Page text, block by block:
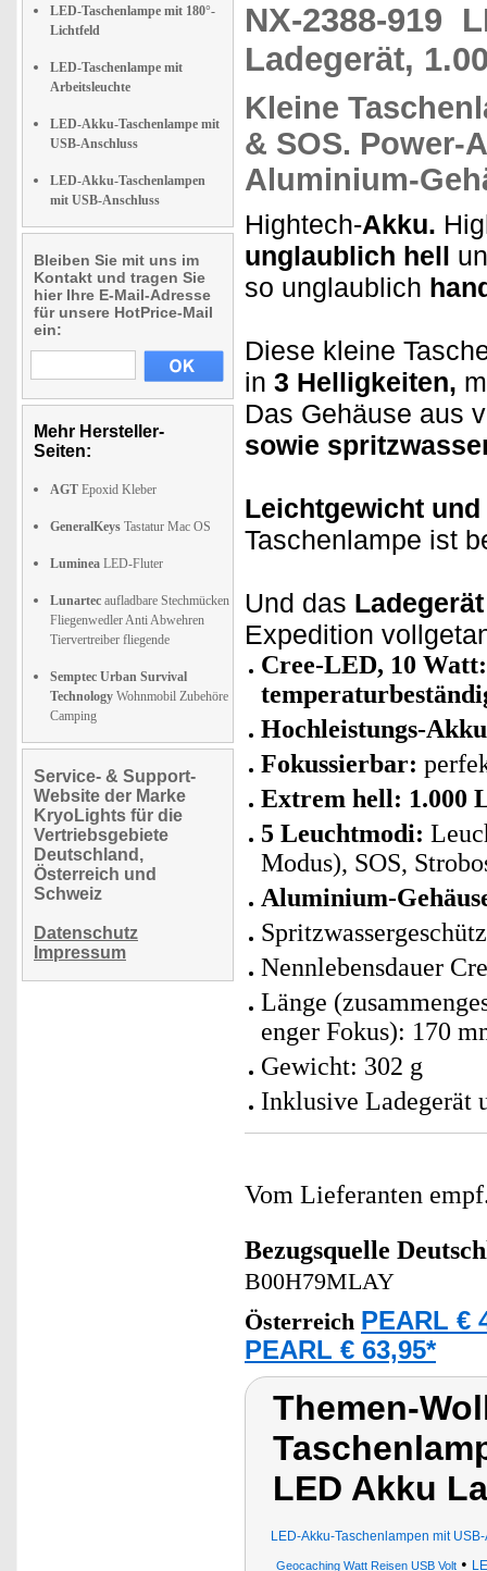
LED-Taschenlampe mit 180°-
Lichtfeld
LED-Taschenlampe mit
Arbeitsleuchte
LED-Akku-Taschenlampe mit
USB-Anschluss
LED-Akku-Taschenlampen
mit USB-Anschluss
Bleiben Sie mit uns im
Kontakt und tragen Sie
hier Ihre E-Mail-Adresse
für unsere HotPrice-Mail
ein:
Mehr Hersteller-
Seiten:
AGT Epoxid Kleber
GeneralKeys Tastatur Mac OS
Luminea LED-Fluter
Lunartec aufladbare Stechmücken
Fliegenwedler Anti Abwehren
Tiervertreiber fliegende
Semptec Urban Survival
Technology Wohnmobil Zubehöre
Camping
Service- & Support-
Website der Marke
KryoLights für die
Vertriebsgebiete
Deutschland,
Österreich und
Schweiz
Datenschutz
Impressum
NX-2388-919
Ladegerät,
Kleine
& SOS. Power-
Aluminium-
Hightech-Akku.
unglaublich hell
so unglaublich
Diese kleine
in 3 Helligkeiten,
Das Gehäuse aus
sowie
Leichtgewicht
Taschenlampe ist
Und das Ladegerät
Expedition
Cree-LED, 10
Hochleistungs-
Fokussierbar:
Extrem hell: 1.000
5 Leuchtmodi:
Modus), SOS,
Aluminium-
Nennlebensdauer
Länge
enger Fokus): 170
Gewicht: 302 g
Inklusive Ladegerät
Vom Lieferanten
Bezugsquelle
B00H79MLAY
Österreich PEARL €
PEARL € 63,95*
Themen-
LED Akku
LED-Akku-Taschenlampen mit
Geocaching Watt Reisen USB Volt •